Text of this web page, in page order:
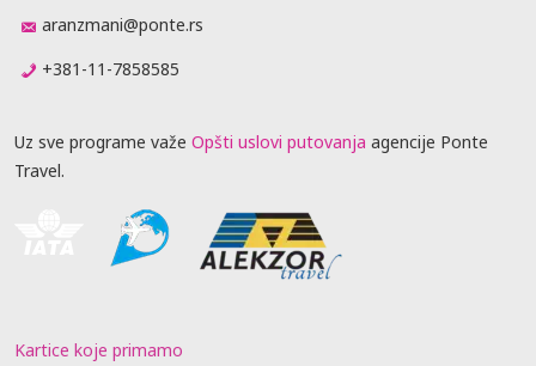
aranzmani@ponte.rs
+381-11-7858585
Uz sve programe važe Opšti uslovi putovanja agencije Ponte
Travel.
Kartice koje primamo